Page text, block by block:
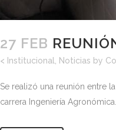
27 FEB
< Institucional Noticias by
Se realizó una reunión entre
carrera Ingeniería